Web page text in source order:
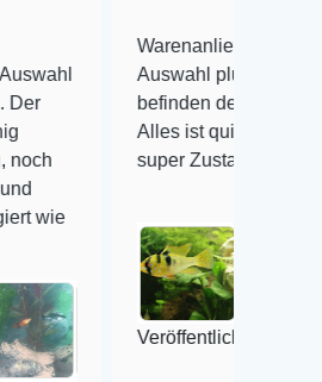
Warenanlieferung Top und die
Auswahl plus gesundheitliches
befinden der Fische einwandfrei.
Alles ist quick lebendig und im
super Zustand. Gerne wieder 😃
Veröffentlicht auf Google